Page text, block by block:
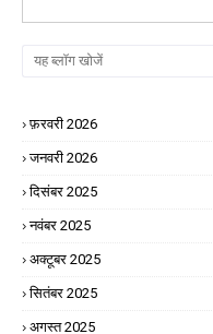
फ़रवरी 2026
जनवरी 2026
दिसंबर 2025
नवंबर 2025
अक्टूबर 2025
सितंबर 2025
अगस्त 2025